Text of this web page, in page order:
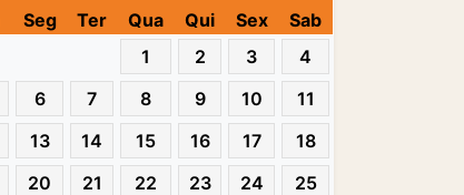
Seg Ter Qua Qui Sex
Sab
1
2 3
4
6 7 8 9 10
11
13 14 15 16 17
18
20 21 22 23 24
25